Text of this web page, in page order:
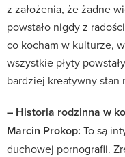
z założenia, że żadne
powstało nigdy z
co kocham w kulturze,
wszystkie płyty
bardziej kreatywny stan
– Historia rodzinna w
Marcin Prokop: To są
duchowej pornografii.